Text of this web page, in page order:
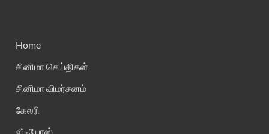
Home
சினிமா செய்திகள்
சினிமா விமர்சனம்
கேலரி
வீடியோஸ்